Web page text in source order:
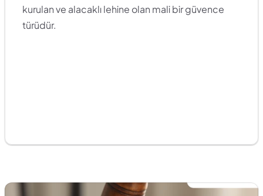
kurulan ve alacaklı lehine olan mali bir güvence
türüdür.